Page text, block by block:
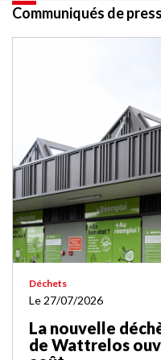
Communiqués de
Déchets
Le 27/07/2026
La nouvelle
de Wattrelos